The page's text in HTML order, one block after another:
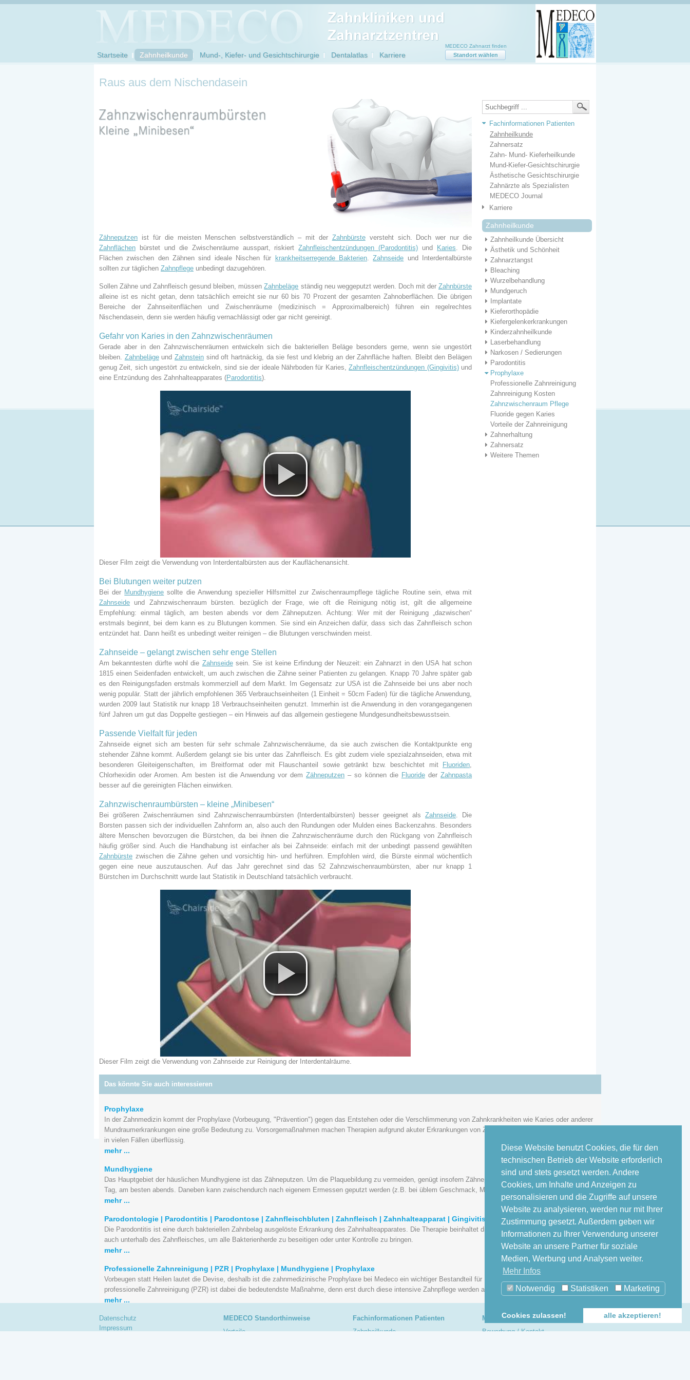
Diese Website benutzt Cookies, die für den
technischen Betrieb der Website erforderlich
sind und stets gesetzt werden. Andere
Cookies, um Inhalte und Anzeigen zu
personalisieren und die Zugriffe auf unsere
Website zu analysieren, werden nur mit Ihrer
Zustimmung gesetzt. Außerdem geben wir
Informationen zu Ihrer Verwendung unserer
Website an unsere Partner für soziale
Medien, Werbung und Analysen weiter.
Mehr Infos
Notwendig
Statistiken Marketing
Cookies zulassen! alle akzeptieren!
Startseite Zahnheilkunde Mund-, Kiefer- und Gesichtschirurgie Dentalatlas Karriere
MEDECO Zahnarzt finden
Standort wählen
Raus aus dem Nischendasein
Zähneputzen ist für die meisten Menschen selbstverständlich – mit der Zahnbürsteversteht sich. Doch wer nur die
Zahnflächen bürstet und die Zwischenräume ausspart, riskiertZahnfleischentzündungen (Parodontitis) und Karies. Die
Flächen zwischen den Zähnen sind ideale Nischen für
krankheitserregende Bakterien.Zahnseide und Interdentalbürste
sollten zur täglichen Zahnpflege unbedingt dazugehören.
Sollen Zähne und Zahnfleisch gesund bleiben, müssenZahnbeläge ständig neu weggeputzt werden. Doch mit derZahnbürste
alleine ist es nicht getan, denn tatsächlich erreicht sie nur 60 bis 70 Prozent der gesamten Zahnoberflächen. Die übrigen
Bereiche der Zahnseitenflächen und Zwischenräume (medizinisch = Approximalbereich) führen ein regelrechtes
Nischendasein, denn sie werden häufig vernachlässigt oder gar nicht gereinigt.
Gefahr von Karies in den Zahnzwischenräumen
Gerade aber in den Zahnzwischenräumen entwickeln sich die bakteriellen Beläge besonders gerne, wenn sie ungestört
bleiben. ZahnbelägeundZahnstein sind oft hartnäckig, da sie fest und klebrig an der Zahnfläche haften. Bleibt den Belägen
genug Zeit, sich ungestört zu entwickeln, sind sie der ideale Nährboden für Karies,Zahnfleischentzündungen (Gingivitis)und
eine Entzündung des Zahnhalteapparates (Parodontitis).
Dieser Film zeigt die Verwendung von Interdentalbürsten aus der Kauflächenansicht.
Bei Blutungen weiter putzen
Bei der Mundhygiene sollte die Anwendung spezieller Hilfsmittel zur Zwischenraumpflege tägliche Routine sein, etwa mit
Zahnseide und Zahnzwischenraum bürsten. bezüglich der Frage, wie oft die Reinigung nötig ist, gilt die allgemeine
Empfehlung: einmal täglich, am besten abends vor dem Zähneputzen. Achtung: Wer mit der Reinigung „dazwischen“
erstmals beginnt, bei dem kann es zu Blutungen kommen. Sie sind ein Anzeichen dafür, dass sich das Zahnfleisch schon
entzündet hat. Dann heißt es unbedingt weiter reinigen – die Blutungen verschwinden meist.
Zahnseide – gelangt zwischen sehr enge Stellen
Am bekanntesten dürfte wohl die Zahnseidesein. Sie ist keine Erfindung der Neuzeit: ein Zahnarzt in den USA hat schon
1815 einen Seidenfaden entwickelt, um auch zwischen die Zähne seiner Patienten zu gelangen. Knapp 70 Jahre später gab
es den Reinigungsfaden erstmals kommerziell auf dem Markt. Im Gegensatz zur USA ist die Zahnseide bei uns aber noch
wenig populär. Statt der jährlich empfohlenen 365 Verbrauchseinheiten (1 Einheit = 50cm Faden) für die tägliche Anwendung,
wurden 2009 laut Statistik nur knapp 18 Verbrauchseinheiten genutzt. Immerhin ist die Anwendung in den vorangegangenen
fünf Jahren um gut das Doppelte gestiegen – ein Hinweis auf das allgemein gestiegene Mundgesundheitsbewusstsein.
Passende Vielfalt für jeden
Zahnseide eignet sich am besten für sehr schmale Zahnzwischenräume, da sie auch zwischen die Kontaktpunkte eng
stehender Zähne kommt. Außerdem gelangt sie bis unter das Zahnfleisch. Es gibt zudem viele spezialzahnseiden, etwa mit
besonderen Gleiteigenschaften, im Breitformat oder mit Flauschanteil sowie getränkt bzw. beschichtet mit
Fluoriden,
Chlorhexidin oder Aromen. Am besten ist die Anwendung vor demZähneputzen – so können die FluoridederZahnpasta
besser auf die gereinigten Flächen einwirken.
Zahnzwischenraumbürsten – kleine „Minibesen“
Bei größeren Zwischenräumen sind Zahnzwischenraumbürsten (Interdentalbürsten) besser geeignet alsZahnseide. Die
Borsten passen sich der individuellen Zahnform an, also auch den Rundungen oder Mulden eines Backenzahns. Besonders
ältere Menschen bevorzugen die Bürstchen, da bei ihnen die Zahnzwischenräume durch den Rückgang von Zahnfleisch
häufig größer sind. Auch die Handhabung ist einfacher als bei Zahnseide: einfach mit der unbedingt passend gewählten
Zahnbürste zwischen die Zähne gehen und vorsichtig hin- und herführen. Empfohlen wird, die Bürste einmal wöchentlich
gegen eine neue auszutauschen. Auf das Jahr gerechnet sind das 52 Zahnzwischenraumbürsten, aber nur knapp 1
Bürstchen im Durchschnitt wurde laut Statistik in Deutschland tatsächlich verbraucht.
Dieser Film zeigt die Verwendung von Zahnseide zur Reinigung der Interdentalräume.
Das könnte Sie auch interessieren
Prophylaxe
In der Zahnmedizin kommt der Prophylaxe (Vorbeugung, "Prävention") gegen das Entstehen oder die Verschlimmerung von Zahnkrankheiten wie Karies oder anderer
Mundraumerkrankungen eine große Bedeutung zu. Vorsorgemaßnahmen machen Therapien aufgrund akuter Erkrankungen von Zähnen oder des Zahnhalteapparats
in vielen Fällen überflüssig.
mehr ...
Mundhygiene
Das Hauptgebiet der häuslichen Mundhygiene ist das Zähneputzen. Um die Plaquebildung zu vermeiden, genügt insofern Zähneputzen von mindestens einmal pro
Tag, am besten abends. Daneben kann zwischendurch nach eigenem Ermessen geputzt werden (z.B. bei üblem Geschmack, Mundgeruch).
mehr ...
Parodontologie | Parodontitis | Parodontose | Zahnfleischbluten | Zahnfleisch | Zahnhalteapparat | Gingivitis
Die Parodontitis ist eine durch bakteriellen Zahnbelag ausgelöste Erkrankung des Zahnhalteapparates. Die Therapie beinhaltet die sorgfältige Reinigung der Zähne
auch unterhalb des Zahnfleisches, um alle Bakterienherde zu beseitigen oder unter Kontrolle zu bringen.
mehr ...
Professionelle Zahnreinigung | PZR | Prophylaxe | Mundhygiene | Prophylaxe
Vorbeugen statt Heilen lautet die Devise, deshalb ist die zahnmedizinische Prophylaxe bei Medeco ein wichtiger Bestandteil für Ihre Zahngesundheit. Die
professionelle Zahnreinigung (PZR) ist dabei die bedeutendste Maßnahme, denn erst durch diese intensive Zahnpflege werden alle Zahnbeläge entfernt.
mehr ...
Fachinformationen Patienten
Zahnheilkunde
Zahnersatz
Zahn- Mund- Kieferheilkunde
Mund-Kiefer-Gesichtschirurgie
Ästhetische Gesichtschirurgie
Zahnärzte als Spezialisten
MEDECO Journal
Karriere
Zahnheilkunde
Zahnheilkunde Übersicht
Ästhetik und Schönheit
Zahnarztangst
Bleaching
Wurzelbehandlung
Mundgeruch
Implantate
Kieferorthopädie
Kiefergelenkerkrankungen
Kinderzahnheilkunde
Laserbehandlung
Narkosen / Sedierungen
Parodontitis
Prophylaxe
Professionelle Zahnreinigung
Zahnreinigung Kosten
Zahnzwischenraum Pflege
Fluoride gegen Karies
Vorteile der Zahnreinigung
Zahnerhaltung
Zahnersatz
Weitere Themen
Datenschutz
Impressum
MEDECO Standorthinweise
Vorteile
Fachinformationen Patienten
Zahnheilkunde
MEDECO Karriere
Bewerbung / Kontakt